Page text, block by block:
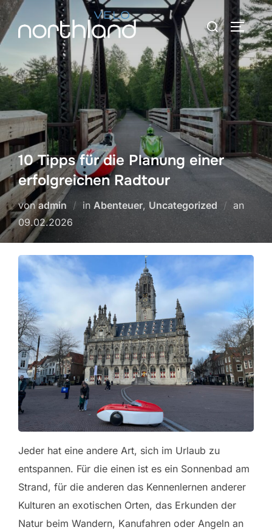
Zum
Inhalt
springen
Suche
nach:
10 Tipps für die Planung einer
erfolgreichen Radtour
vonadmin in Abenteuer, Uncategorized an
09.02.2026
Jeder hat eine andere Art, sich im Urlaub zu
entspannen. Für die einen ist es ein Sonnenbad am
Strand, für die anderen das Kennenlernen anderer
Kulturen an exotischen Orten, das Erkunden der
Natur beim Wandern, Kanufahren oder Angeln an